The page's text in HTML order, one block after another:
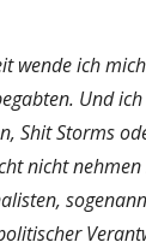
wende ich
Und
Shit Storms
nicht nehmen